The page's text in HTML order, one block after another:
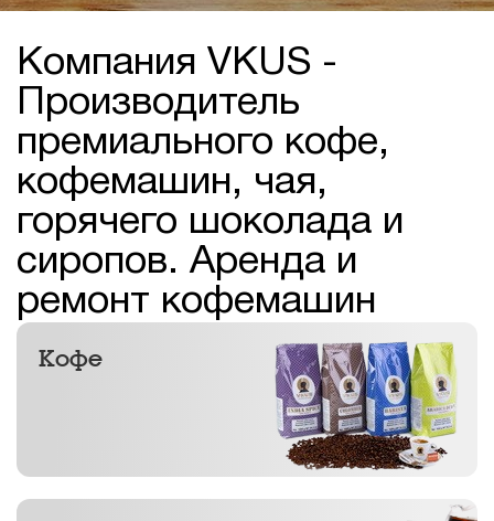
Компания VKUS -
Производитель
премиального кофе,
кофемашин, чая,
горячего шоколада и
сиропов. Аренда и
ремонт кофемашин
Кофе